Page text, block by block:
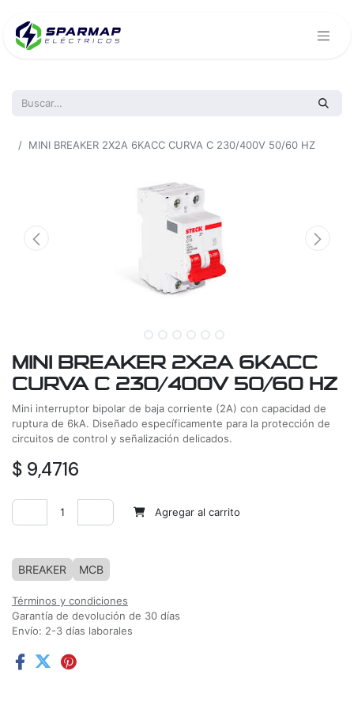
MINI BREAKER 2X2A 6KACC CURVA C 230/400V 50/60 HZ
MINI BREAKER 2X2A 6KACC
CURVA C 230/400V 50/60 HZ
Mini interruptor bipolar de baja corriente (2A) con capacidad de
ruptura de 6kA. Diseñado específicamente para la protección de
circuitos de control y señalización delicados.
$ 9,4716
Agregar al carrito
BREAKER MCB
Términos y condiciones
Garantía de devolución de 30 días
Envío: 2-3 días laborales